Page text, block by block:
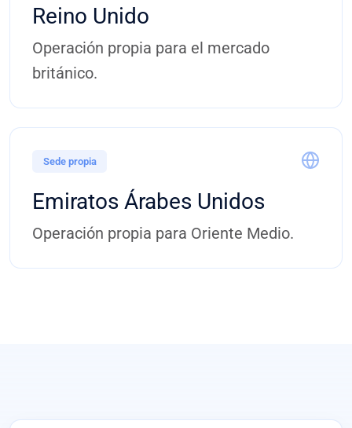
Reino Unido
Operación propia para el mercado
británico.
Sede propia
Emiratos Árabes Unidos
Operación propia para Oriente Medio.